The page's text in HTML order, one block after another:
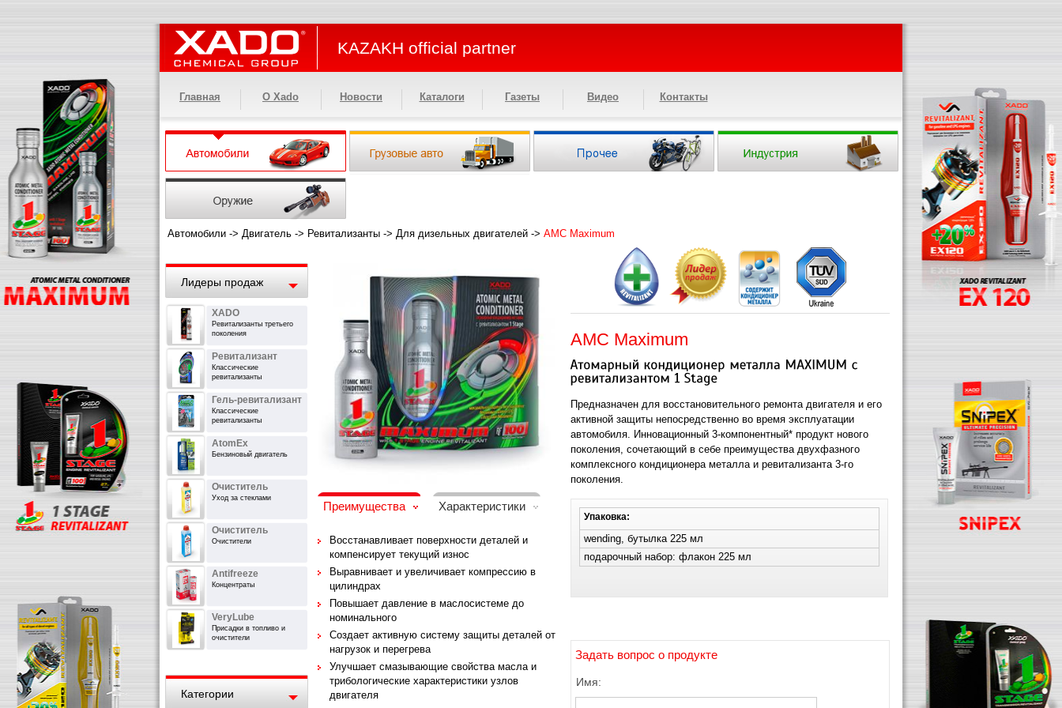
KAZAKH official partner
Главная О Xado Новости Каталоги Газеты Видео Контакты
Автомобили -> Двигатель -> Ревитализанты -> Для дизельных двигателей -> AMC Maximum
Лидеры продаж
XADO
Ревитализанты третьего
поколения
Ревитализант
Классические
ревитализанты
Гель-ревитализант
Классические
ревитализанты
AtomEx
Бензиновый двигатель
Очиститель
Уход за стеклами
Очиститель
Очистители
Antifreeze
Концентраты
VeryLube
Присадки в топливо и
очистители
Категории
Преимущества Характеристики
Восстанавливает поверхности деталей и
компенсирует текущий износ
Выравнивает и увеличивает компрессию в
цилиндрах
Повышает давление в маслосистеме до
номинального
Создает активную систему защиты деталей от
нагрузок и перегрева
Улучшает смазывающие свойства масла и
трибологические характеристики узлов
двигателя
AMC Maximum
Предназначен для восстановительного ремонта двигателя и его
активной защиты непосредственно во время эксплуатации
автомобиля. Инновационный 3-компонентный* продукт нового
поколения, сочетающий в себе преимущества двухфазного
комплексного кондиционера металла и ревитализанта 3-го
поколения.
Упаковка:
wending, бутылка 225 мл
подарочный набор: флакон 225 мл
Задать вопрос о продукте
Имя: